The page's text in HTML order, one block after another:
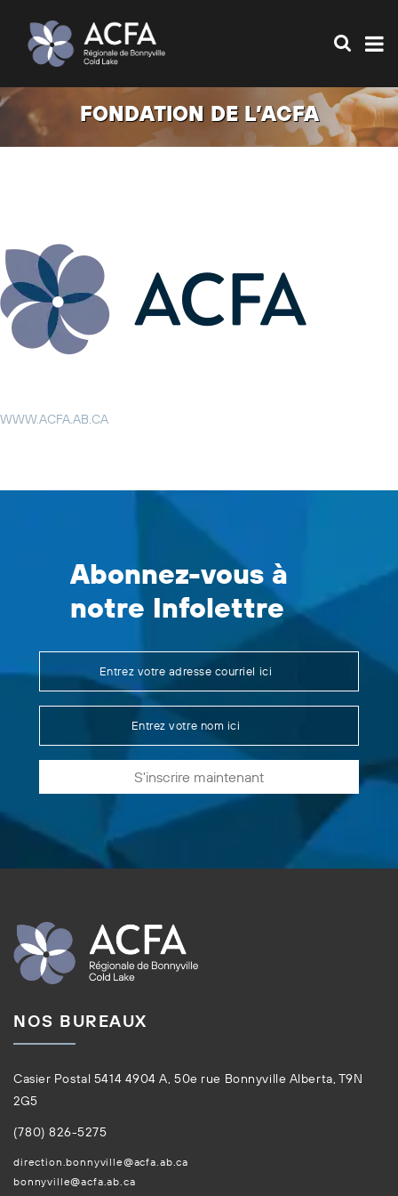
FONDATION DE L’ACFA
WWW.ACFA.AB.CA
Abonnez-vous à
notre Infolettre
S'inscrire maintenant
NOS BUREAUX
Casier Postal 5414 4904 A, 50e rue Bonnyville Alberta, T9N
2G5
(780) 826-5275
direction.bonnyville@acfa.ab.ca
bonnyville@acfa.ab.ca